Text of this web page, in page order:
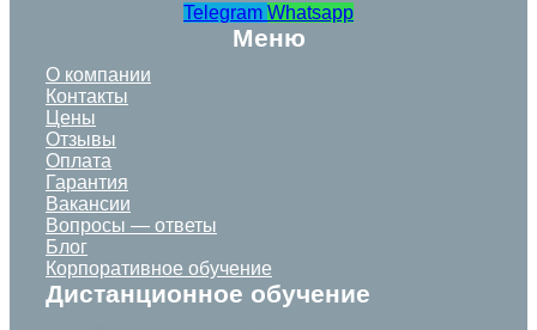
Telegram Whatsapp
Меню
О компании
Контакты
Цены
Отзывы
Оплата
Гарантия
Вакансии
Вопросы — ответы
Блог
Корпоративное обучение
Дистанционное обучение